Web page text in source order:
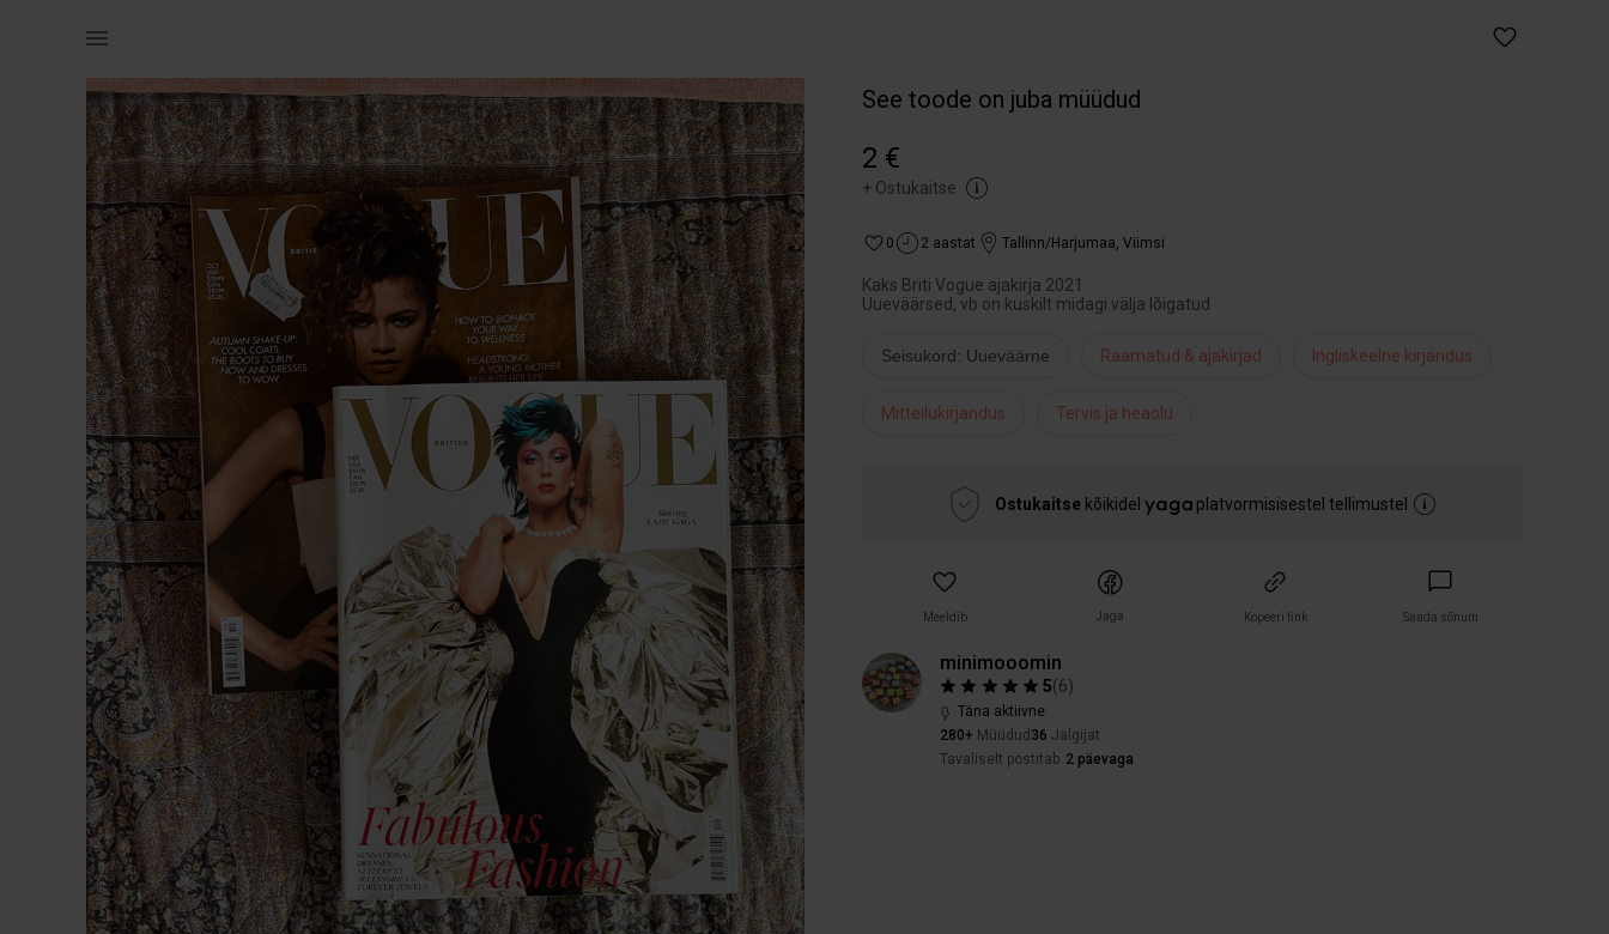
See toode on juba müüdud
2 €
+ Ostukaitse
0 2 aastat Tallinn/Harjumaa, Viimsi
Kaks Briti Vogue ajakirja 2021
Uueväärsed, vb on kuskilt midagi välja lõigatud
Seisukord: Uueväärne Raamatud & ajakirjad Ingliskeelne kirjandus
Mitteilukirjandus Tervis ja heaolu
Ostukaitse kõikidel platvormisisestel tellimustel
Meeldib Jaga Kopeeri link Saada sõnum
minimooomin
5(6)
Täna aktiivne
280+ Müüdud 36 Jälgijat
Tavaliselt postitab 2 päevaga